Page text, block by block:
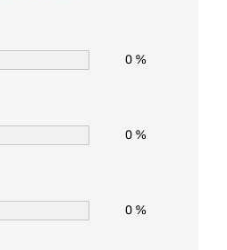
0 %
0 %
0 %